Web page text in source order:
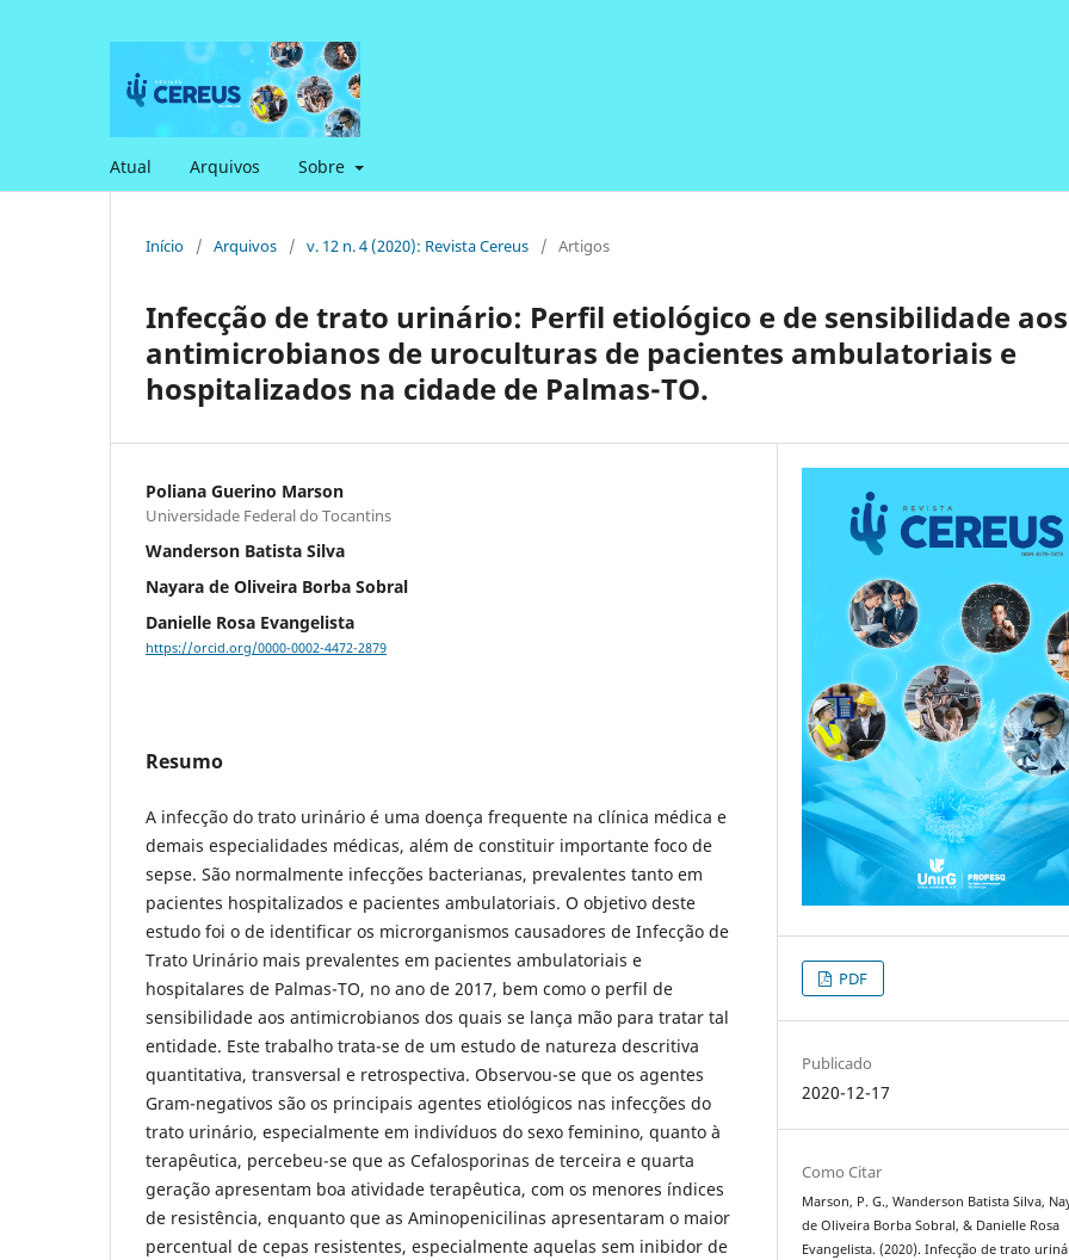
Atual Arquivos Sobre
Início / Arquivos / v. 12 n. 4 (2020): Revista Cereus / Artigos
Infecção de trato urinário: Perfil etiológico e de sensibilidade aos
antimicrobianos de uroculturas de pacientes ambulatoriais e
hospitalizados na cidade de Palmas-TO.
Poliana Guerino Marson
Universidade Federal do Tocantins
Wanderson Batista Silva
Nayara de Oliveira Borba Sobral
Danielle Rosa Evangelista
https://orcid.org/0000-0002-4472-2879
Resumo
A infecção do trato urinário é uma doença frequente na clínica médica e
demais especialidades médicas, além de constituir importante foco de
sepse. São normalmente infecções bacterianas, prevalentes tanto em
pacientes hospitalizados e pacientes ambulatoriais. O objetivo deste
estudo foi o de identificar os microrganismos causadores de Infecção de
Trato Urinário mais prevalentes em pacientes ambulatoriais e
hospitalares de Palmas-TO, no ano de 2017, bem como o perfil de
sensibilidade aos antimicrobianos dos quais se lança mão para tratar tal
entidade. Este trabalho trata-se de um estudo de natureza descritiva
quantitativa, transversal e retrospectiva. Observou-se que os agentes
Gram-negativos são os principais agentes etiológicos nas infecções do
trato urinário, especialmente em indivíduos do sexo feminino, quanto à
terapêutica, percebeu-se que as Cefalosporinas de terceira e quarta
geração apresentam boa atividade terapêutica, com os menores índices
de resistência, enquanto que as Aminopenicilinas apresentaram o maior
percentual de cepas resistentes, especialmente aquelas sem inibidor de
PDF
Publicado
2020-12-17
Como Citar
Marson, P. G., Wanderson Batista Silva,
de Oliveira Borba Sobral, & Danielle Rosa
Evangelista. (2020). Infecção de trato